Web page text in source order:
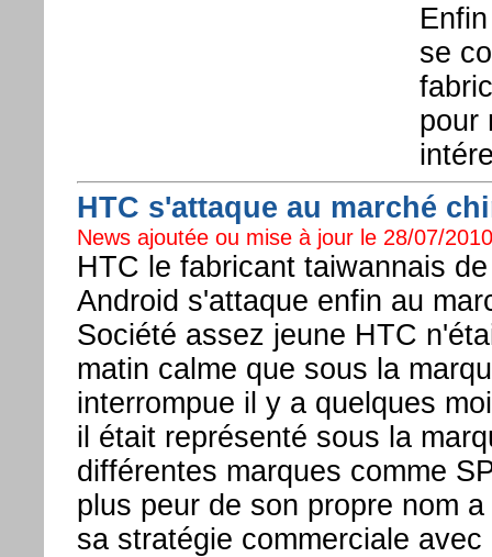
se
pour
HTC s'attaque au marché
News ajoutée ou mise à jour le 28/07/
HTC le fabricant taiwannais
Android s'attaque enfin au
Société assez jeune HTC
matin calme que sous la
interrompue il y a quelques
il était représenté sous la
différentes marques comme
plus peur de son propre nom
sa stratégie commerciale